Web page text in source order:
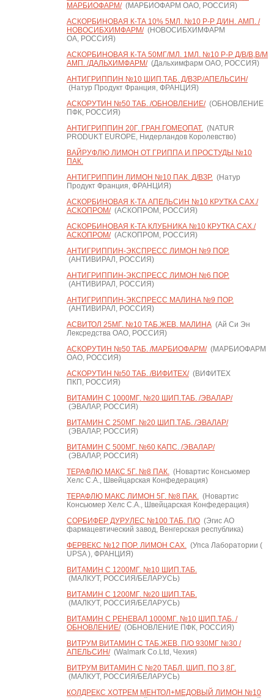
МАРБИОФАРМ/(МАРБИОФАРМ ОАО, РОССИЯ)
АСКОРБИНОВАЯ К-ТА 10% 5МЛ. №10 Р-Р Д/ИН. АМП. /
НОВОСИБХИМФАРМ/(НОВОСИБХИМФАРМ
ОА, РОССИЯ)
АСКОРБИНОВАЯ К-ТА 50МГ/МЛ. 1МЛ. №10 Р-Р Д/В/В,В/М
АМП. /ДАЛЬХИМФАРМ/(Дальхимфарм ОАО, РОССИЯ)
АНТИГРИППИН №10 ШИП.ТАБ. Д/ВЗР./АПЕЛЬСИН/
(Натур Продукт Франция, ФРАНЦИЯ)
АСКОРУТИН №50 ТАБ. /ОБНОВЛЕНИЕ/(ОБНОВЛЕНИЕ
ПФК, РОССИЯ)
АНТИГРИППИН 20Г. ГРАН.ГОМЕОПАТ.(NATUR
PRODUKT EUROPE, Нидерландов Королевство)
ВАЙРУФЛЮ ЛИМОН ОТ ГРИППА И ПРОСТУДЫ №10
ПАК.
АНТИГРИППИН ЛИМОН №10 ПАК. Д/ВЗР.(Натур
Продукт Франция, ФРАНЦИЯ)
АСКОРБИНОВАЯ К-ТА АПЕЛЬСИН №10 КРУТКА САХ./
АСКОПРОМ/(АСКОПРОМ, РОССИЯ)
АСКОРБИНОВАЯ К-ТА КЛУБНИКА №10 КРУТКА САХ./
АСКОПРОМ/(АСКОПРОМ, РОССИЯ)
АНТИГРИППИН-ЭКСПРЕСС ЛИМОН №9 ПОР.
(АНТИВИРАЛ, РОССИЯ)
АНТИГРИППИН-ЭКСПРЕСС ЛИМОН №6 ПОР.
(АНТИВИРАЛ, РОССИЯ)
АНТИГРИППИН-ЭКСПРЕСС МАЛИНА №9 ПОР.
(АНТИВИРАЛ, РОССИЯ)
АСВИТОЛ 25МГ. №10 ТАБ.ЖЕВ. МАЛИНА(Ай Си Эн
Лексредства ОАО, РОССИЯ)
АСКОРУТИН №50 ТАБ. /МАРБИОФАРМ/(МАРБИОФАРМ
ОАО, РОССИЯ)
АСКОРУТИН №50 ТАБ. /ВИФИТЕХ/(ВИФИТЕХ
ПКП, РОССИЯ)
ВИТАМИН С 1000МГ. №20 ШИП.ТАБ. /ЭВАЛАР/
(ЭВАЛАР, РОССИЯ)
ВИТАМИН С 250МГ. №20 ШИП.ТАБ. /ЭВАЛАР/
(ЭВАЛАР, РОССИЯ)
ВИТАМИН С 500МГ. №60 КАПС. /ЭВАЛАР/
(ЭВАЛАР, РОССИЯ)
ТЕРАФЛЮ МАКС 5Г. №8 ПАК.(Новартис Консьюмер
Хелс С.А., Швейцарская Конфедерация)
ТЕРАФЛЮ МАКС ЛИМОН 5Г. №8 ПАК.(Новартис
Консьюмер Хелс С.А., Швейцарская Конфедерация)
СОРБИФЕР ДУРУЛЕС №100 ТАБ. П/О(Эгис АО
фармацевтический завод, Венгерская республика)
ФЕРВЕКС №12 ПОР. ЛИМОН САХ.(Упса Лаборатории (
UPSA ), ФРАНЦИЯ)
ВИТАМИН С 1200МГ. №10 ШИП.ТАБ.
(МАЛКУТ, РОССИЯ/БЕЛАРУСЬ)
ВИТАМИН С 1200МГ. №20 ШИП.ТАБ.
(МАЛКУТ, РОССИЯ/БЕЛАРУСЬ)
ВИТАМИН С РЕНЕВАЛ 1000МГ. №10 ШИП.ТАБ. /
ОБНОВЛЕНИЕ/(ОБНОВЛЕНИЕ ПФК, РОССИЯ)
ВИТРУМ ВИТАМИН C ТАБ.ЖЕВ. П/О 930МГ №30 /
АПЕЛЬСИН/(Walmark Co.Ltd, Чехия)
ВИТРУМ ВИТАМИН C №20 ТАБЛ. ШИП. ПО 3,8Г.
(МАЛКУТ, РОССИЯ/БЕЛАРУСЬ)
КОЛДРЕКС ХОТРЕМ МЕНТОЛ+МЕДОВЫЙ ЛИМОН №10